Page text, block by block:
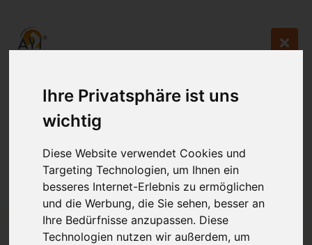
Ihre Privatsphäre ist uns
wichtig
Diese Website verwendet Cookies und
Targeting Technologien, um Ihnen ein
besseres Internet-Erlebnis zu ermöglichen
und die Werbung, die Sie sehen, besser an
Ihre Bedürfnisse anzupassen. Diese
Technologien nutzen wir außerdem, um